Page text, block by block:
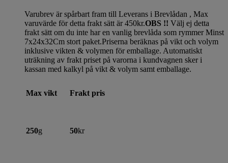
Varubrev är spårbart fram till Leverans i Brevlådan , Max
varuvärde för detta frakt sätt är 450kr.OBS !! Välj ej detta
frakt sätt om du inte har en vanlig brevlåda som rymmer Minst
7x24x32Cm stort paket.Priserna beräknas på vikt och volym
inklusive vikten & volymen för emballage. Automatiskt
uträkning av frakt priset på varorna i kundvagnen sker i
kassan med kalkyl på vikt & volym samt emballage.
Max vikt Frakt pris
250g 50kr